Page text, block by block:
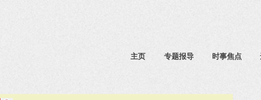
主页 专题报导 时事焦点